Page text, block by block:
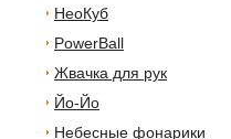
НеоКуб
PowerBall
Жвачка для рук
Йо-Йо
Небесные фонарики